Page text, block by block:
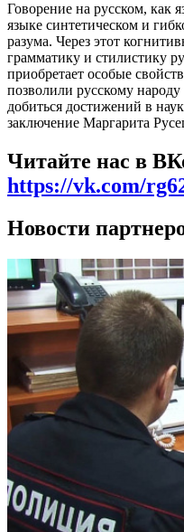
Говорение на русском, как
языке синтетическом и
разума. Через этот
грамматику и стилистику
приобретает особые
позволили русскому
добиться достижений в
заключение Маргарита
Читайте нас в
https://vk.com/
Новости